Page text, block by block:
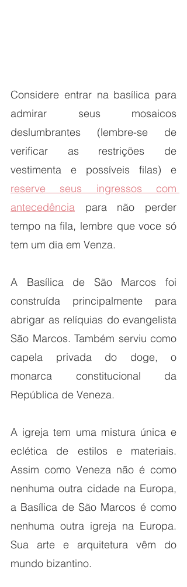
Considere entrar na basílica para
admirar seus mosaicos
deslumbrantes (lembre-se de
verificar as restrições de
reserve seus ingressos com
antecedência para não perder
tempo na fila, lembre que voce só
tem um dia em Venza.
A Basílica de São Marcos foi
construída principalmente para
abrigar as relíquias do evangelista
São Marcos. Também serviu como
capela privada do doge, o
monarca constitucional da
República de Veneza.
A igreja tem uma mistura única e
eclética de estilos e materiais.
Assim como Veneza não é como
nenhuma outra cidade na Europa,
a Basílica de São Marcos é como
nenhuma outra igreja na Europa.
Sua arte e arquitetura vêm do
mundo bizantino.